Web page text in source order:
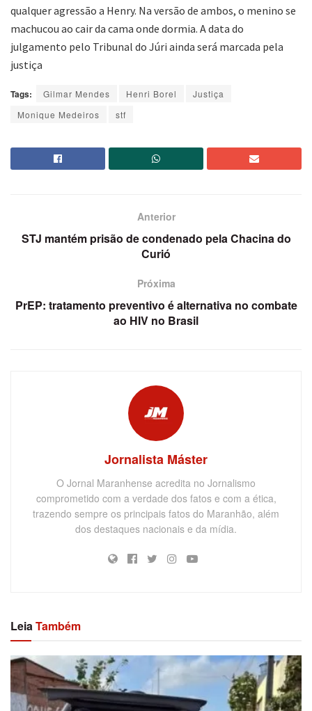
qualquer agressão a Henry. Na versão de ambos, o menino se
machucou ao cair da cama onde dormia. A data do
julgamento pelo Tribunal do Júri ainda será marcada pela
justiça
Tags: Gilmar Mendes Henri Borel
Justiça
Monique Medeiros
stf
Anterior
STJ mantém prisão de condenado pela Chacina do
Curió
Próxima
PrEP: tratamento preventivo é alternativa no combate
ao HIV no Brasil
Jornalista Máster
O Jornal Maranhense acredita no Jornalismo
comprometido com a verdade dos fatos e com a ética,
trazendo sempre os principais fatos do Maranhão, além
dos destaques nacionais e da mídia.
Leia Também